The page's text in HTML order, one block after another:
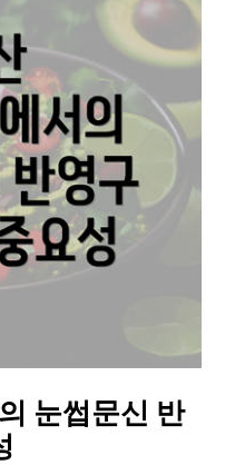
눈썹문신 반